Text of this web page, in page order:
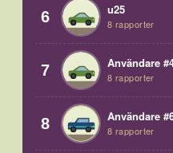
6 u25
8 rapporter
7 Användare
8 rapporter
8 Användare
8 rapporter